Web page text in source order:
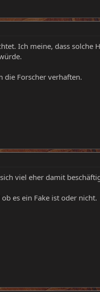
Ich meine, dass solche
die Forscher verhaften.
viel eher damit
es ein Fake ist oder nicht.